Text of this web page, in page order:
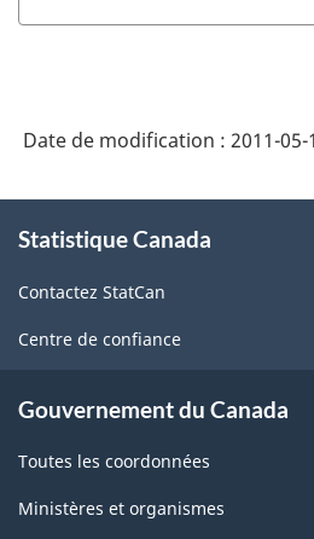
:
la
les
-
HTML
Date de modification : 2011-05-
propos
ce
site
Statistique Canada
Contactez StatCan
Centre de confiance
Gouvernement du Canada
Toutes les coordonnées
Ministères et organismes